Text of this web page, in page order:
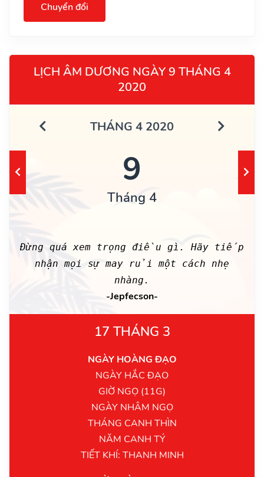
Chuyển đổi
LỊCH ÂM DƯƠNG NGÀY 9 THÁNG 4
2020
THÁNG 4 2020
9
Tháng 4
Đừng quá xem trọng điều gì. Hãy tiếp
nhận mọi sự may rủi một cách nhẹ
nhàng.
-Jepfecson-
17 THÁNG 3
NGÀY HOÀNG ĐẠO
NGÀY HẮC ĐẠO
GIỜ NGỌ (11G)
NGÀY NHÂM NGỌ
THÁNG CANH THÌN
NĂM CANH TÝ
TIẾT KHÍ: THANH MINH